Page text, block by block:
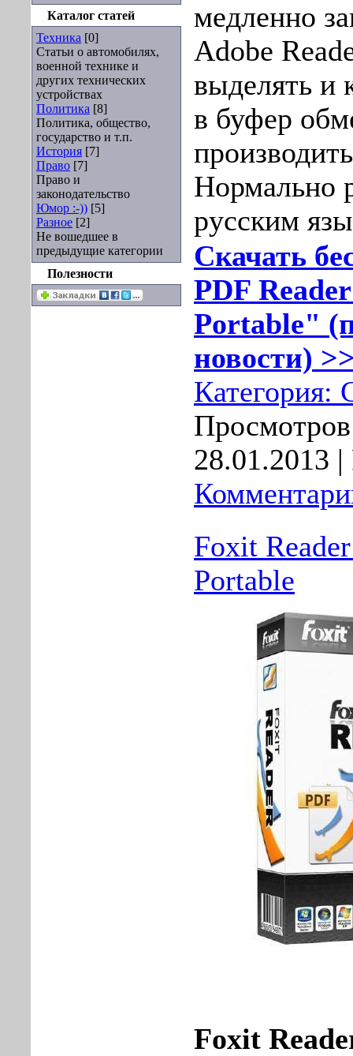
Каталог статей
Техника [0]
Статьи о автомобилях,
военной технике и
других технических
устройствах
Политика [8]
Политика, общество,
государство и т.п.
История [7]
Право [7]
Право и
законодательство
Юмор :-)) [5]
Разное [2]
Не вошедшее в
предыдущие категории
Полезности
медленно
Adobe
выделять и
в буфер
Нормально
русским
Скачать
PDF
Portable"
новости)
Категория:
28.01.2013 |
Foxit
Portable
Foxit